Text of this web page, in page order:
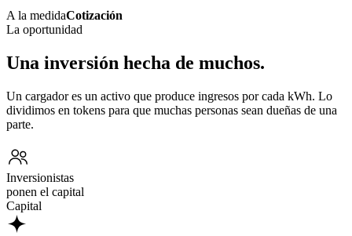
A la medidaCotización
La oportunidad
Una inversión hecha de muchos.
Un cargador es un activo que produce ingresos por cada kWh. Lo
dividimos en tokens para que muchas personas sean dueñas de una
parte.
Inversionistas
ponen el capital
Capital